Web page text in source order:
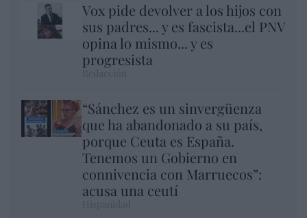
Vox pide devolver a los hijos con
sus padres... y es fascista...el PNV
opina lo mismo... y es
progresista
“Sánchez es un sinvergüenza
que ha abandonado a su país,
porque Ceuta es España.
Tenemos un Gobierno en
connivencia con Marruecos”:
acusa una ceutí